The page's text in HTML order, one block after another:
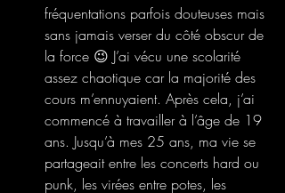
fréquentations parfois douteuses mais
sans jamais verser du côté obscur de
la force 😉 J’ai vécu une scolarité
assez chaotique car la majorité des
cours m’ennuyaient. Après cela, j’ai
commencé à travailler à l’âge de 19
ans. Jusqu’à mes 25 ans, ma vie se
partageait entre les concerts hard ou
punk, les virées entre potes, les